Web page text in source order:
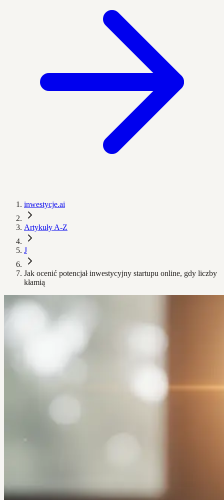
inwestycje.ai
Artykuły A-Z
J
Jak ocenić potencjał inwestycyjny startupu online, gdy liczby
kłamią